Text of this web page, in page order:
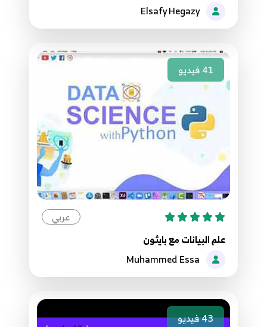
Elsafy Hegazy
41فيديو
عربي
علم البيانات مع بايثون
43فيديو